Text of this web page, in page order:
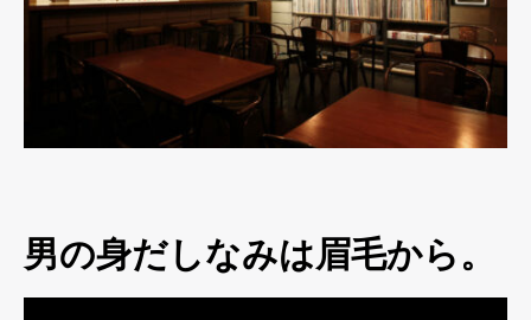
男の身だしなみは眉毛から。